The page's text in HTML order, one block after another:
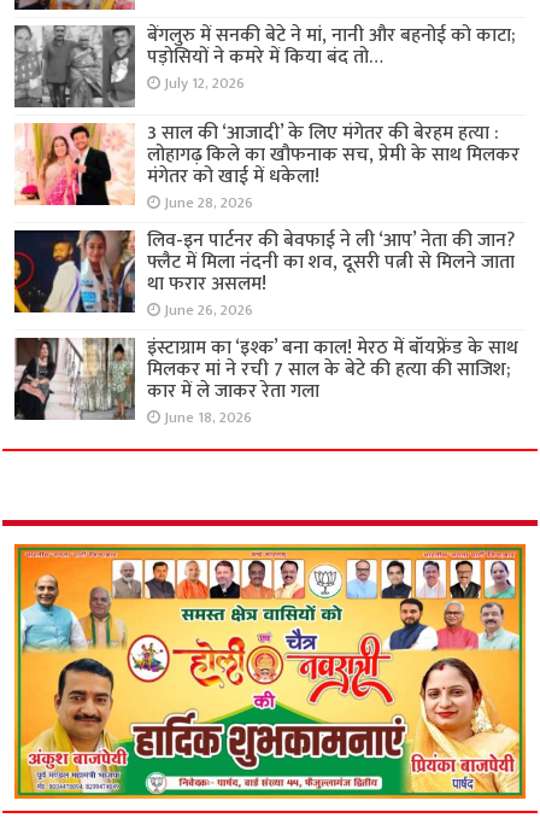
बेंगलुरु में सनकी बेटे ने मां, नानी और बहनोई को काटा;
पड़ोसियों ने कमरे में किया बंद तो…
July 12, 2026
3 साल की ‘आजादी’ के लिए मंगेतर की बेरहम हत्या :
लोहागढ़ किले का खौफनाक सच, प्रेमी के साथ मिलकर
मंगेतर को खाई में धकेला!
June 28, 2026
लिव-इन पार्टनर की बेवफाई ने ली ‘आप’ नेता की जान?
फ्लैट में मिला नंदनी का शव, दूसरी पत्नी से मिलने जाता
था फरार असलम!
June 26, 2026
इंस्टाग्राम का ‘इश्क’ बना काल! मेरठ में बॉयफ्रेंड के साथ
मिलकर मां ने रची 7 साल के बेटे की हत्या की साजिश;
कार में ले जाकर रेता गला
June 18, 2026